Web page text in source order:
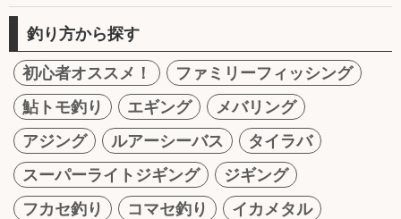
釣り方から探す
初心者オススメ！
ファミリーフィッシング
鮎トモ釣り
エギング
メバリング
アジング
ルアーシーバス
タイラバ
スーパーライトジギング
ジギング
フカセ釣り
コマセ釣り
イカメタル